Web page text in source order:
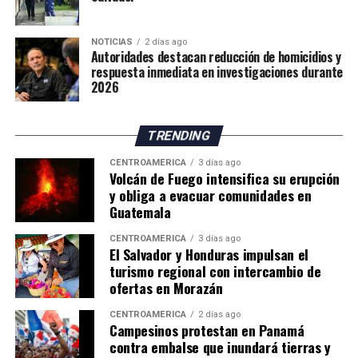
número de personas trasladadas a los albergues.
Por su parte, el Instituto Nacional de Sismología,
Vulcanología, Meteorología e Hidrología (Insivumeh)
señaló en su más reciente reporte que el volcán
continúa en la fase más intensa de la erupción y advirtió
incandescente que descienden por los flancos sureste,
suroeste y sur.
El organismo científico indicó que el aumento en el
número y tamaño de estos flujos de lava representa
actualmente la principal amenaza para las comunidades
asentadas en las cercanías del volcán, por lo que
mantiene un monitoreo permanente de la actividad.
NOTICIAS 2 días ago
Autoridades destacan reducción de homicidios y
respuesta inmediata en investigaciones durante
2026
TRENDING
CENTROAMÉRICA 3 días ago
Volcán de Fuego intensifica su erupción
y obliga a evacuar comunidades en
Guatemala
CENTROAMÉRICA 3 días ago
El Salvador y Honduras impulsan el
turismo regional con intercambio de
ofertas en Morazán
CENTROAMÉRICA 2 días ago
Campesinos protestan en Panamá
contra embalse que inundará tierras y